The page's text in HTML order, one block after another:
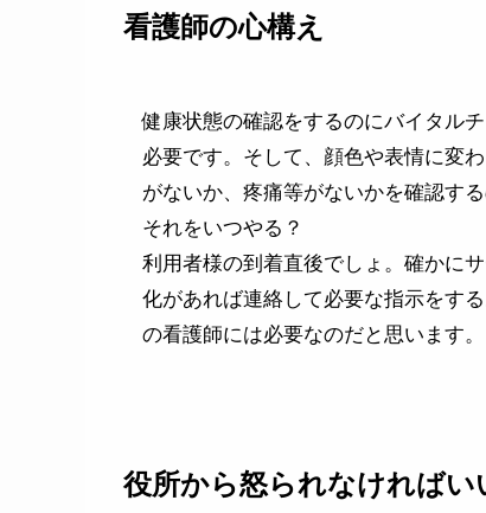
看護師の心構え
健康状態の確認をするのにバイタル
必要です。そして、顔色や表情に変
がないか、疼痛等がないかを確認する
それをいつやる？
利用者様の到着直後でしょ。確かに
化があれば連絡して必要な指示をす
の看護師には必要なのだと思います。
役所から怒られなければ